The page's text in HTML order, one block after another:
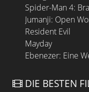
Spider-Man 4:
Jumanji: Open
Resident Evil
Mayday
Ebenezer: Eine
DIE BESTEN